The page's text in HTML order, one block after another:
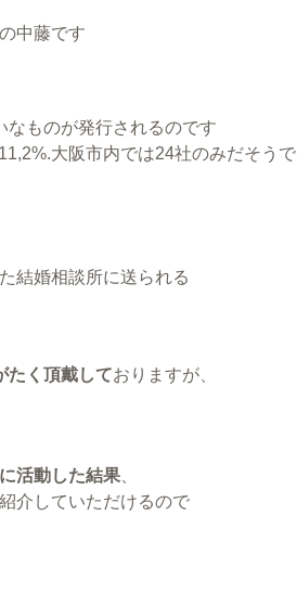
中藤です
なものが発行されるのです
大阪市内では24社のみだそうで
結婚相談所に送られる
たく頂戴しておりますが、
活動した結果
介していただけるので